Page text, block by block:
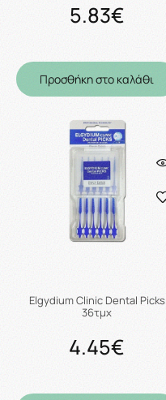
5.83€
Προσθήκη στο καλάθι
Elgydium Clinic Dental Picks
36τμχ
4.45€